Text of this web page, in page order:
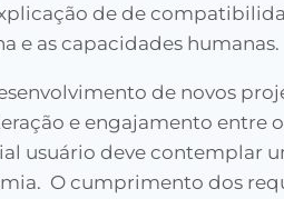
de de
e as capacidades humanas.
de novos
e engajamento entre
usuário deve contemplar
O cumprimento dos